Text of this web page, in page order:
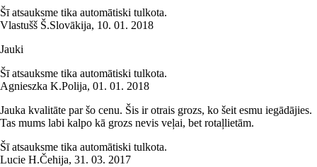
Šī atsauksme tika automātiski tulkota.
Vlastušš Š.Slovākija, 10. 01. 2018
Jauki
Šī atsauksme tika automātiski tulkota.
Agnieszka K.Polija, 01. 01. 2018
Jauka kvalitāte par šo cenu. Šis ir otrais grozs, ko šeit esmu iegādājies.
Tas mums labi kalpo kā grozs nevis veļai, bet rotaļlietām.
Šī atsauksme tika automātiski tulkota.
Lucie H.Čehija, 31. 03. 2017